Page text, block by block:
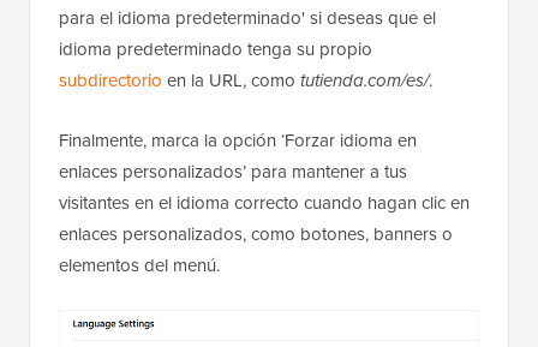
para el idioma predeterminado' si deseas que el
idioma predeterminado tenga su propio
subdirectorio en la URL, como tutienda.com/es/.
Finalmente, marca la opción ‘Forzar idioma en
enlaces personalizados’ para mantener a tus
visitantes en el idioma correcto cuando hagan clic en
enlaces personalizados, como botones, banners o
elementos del menú.